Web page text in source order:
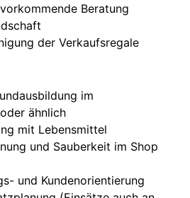
Beratung
der Verkaufsregale
im
ähnlich
mit Lebensmittel
und Sauberkeit im Shop
und Kundenorientierung